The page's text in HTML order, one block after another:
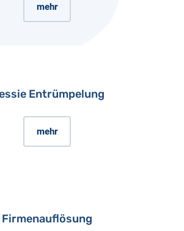
mehr
Entrümpelung
mehr
Firmenauflösung